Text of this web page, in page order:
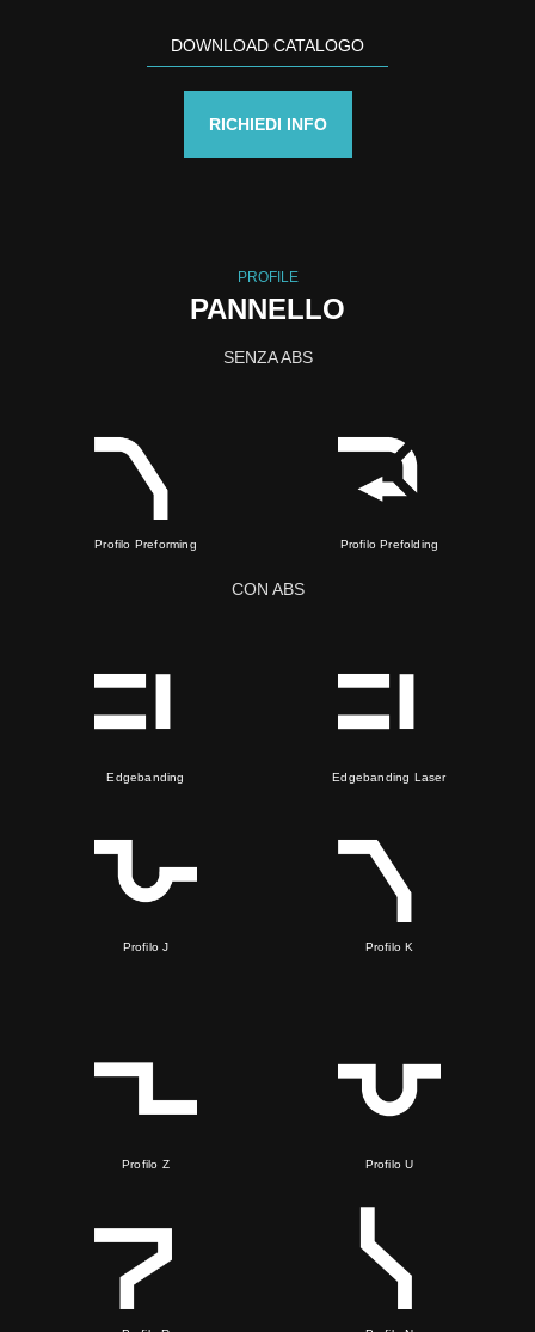
DOWNLOAD CATALOGO
RICHIEDI INFO
PROFILE
PANNELLO
SENZA ABS
Profilo Preforming Profilo Prefolding
CON ABS
Edgebanding Edgebanding Laser
Profilo J Profilo K
Profilo Z Profilo U